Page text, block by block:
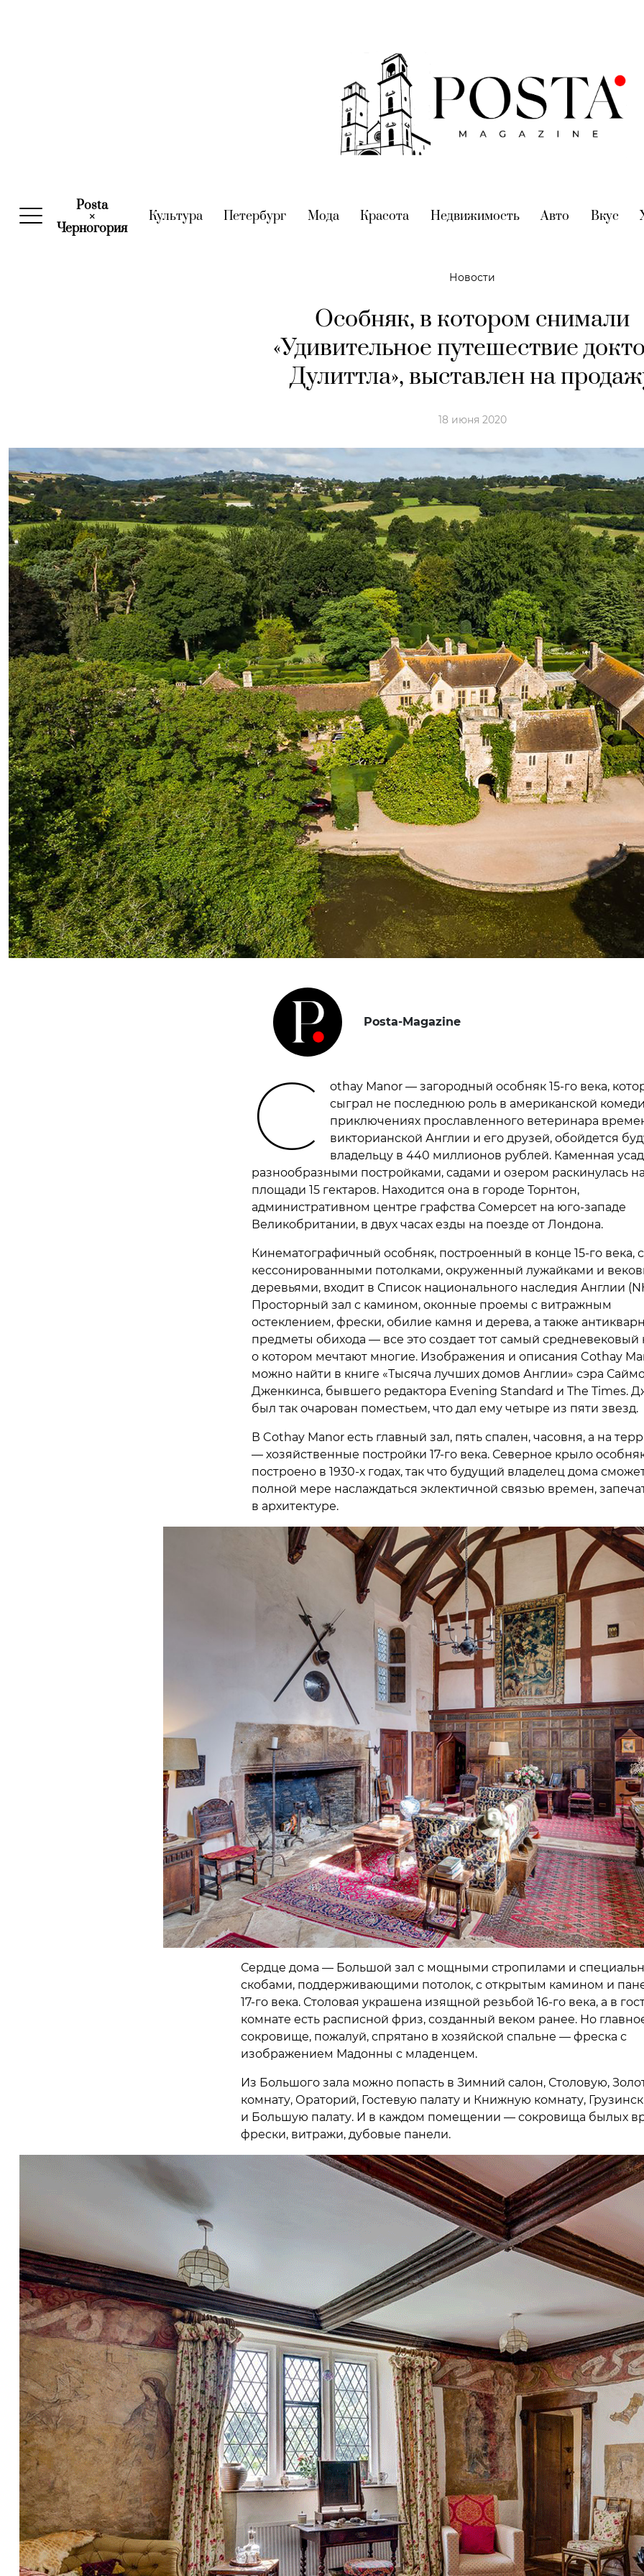
Posta
×
Черногория(current)
Культура(current)
Петербург (current)
Мода(current)
Красота (current)
Недвижимость(current)
Авто (current)
Вкус
Новости
Особняк, в котором снимали
«Удивительное путешествие
Дулиттла», выставлен на
18 июня 2020
Posta-Magazine
C
othay Manor — загородный особняк 15-го века,
сыграл не последнюю роль в американской
приключениях прославленного ветеринара
викторианской Англии и его друзей, обойдется
владельцу в 440 миллионов рублей. Каменная
разнообразными постройками, садами и озером раскинулась на
площади 15 гектаров. Находится она в городе Торнтон,
административном центре графства Сомерсет на юго-западе
Великобритании, в двух часах езды на поезде от Лондона.
Кинематографичный особняк, построенный в конце 15-го века, с
кессонированными потолками, окруженный лужайками и
деревьями, входит в Список национального наследия Англии
Просторный зал с камином, оконные проемы с витражным
остеклением, фрески, обилие камня и дерева, а также
предметы обихода — все это создает тот самый средневековый
о котором мечтают многие. Изображения и описания Cothay
можно найти в книге «Тысяча лучших домов Англии» сэра
Дженкинса, бывшего редактора Evening Standard и The Times.
был так очарован поместьем, что дал ему четыре из пяти звезд.
В Cothay Manor есть главный зал, пять спален, часовня, а на
— хозяйственные постройки 17-го века. Северное крыло
построено в 1930-х годах, так что будущий владелец дома
полной мере наслаждаться эклектичной связью времен,
в архитектуре.
Сердце дома — Большой зал с мощными стропилами и
скобами, поддерживающими потолок, с открытым камином и
17-го века. Столовая украшена изящной резьбой 16-го века, а в
комнате есть расписной фриз, созданный веком ранее. Но
сокровище, пожалуй, спрятано в хозяйской спальне — фреска с
изображением Мадонны с младенцем.
Из Большого зала можно попасть в Зимний салон, Столовую,
комнату, Ораторий, Гостевую палату и Книжную комнату,
и Большую палату. И в каждом помещении — сокровища былых
фрески, витражи, дубовые панели.